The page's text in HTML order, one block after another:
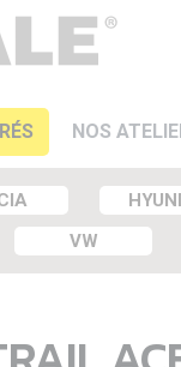
NOS
VW